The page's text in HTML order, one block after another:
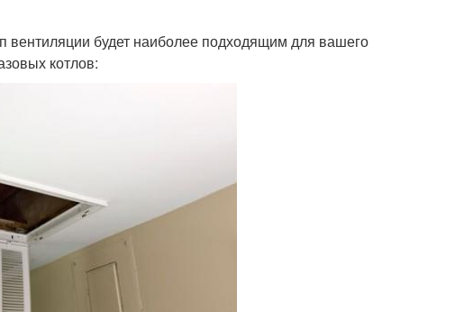
вентиляции будет наиболее подходящим для вашего
котлов: